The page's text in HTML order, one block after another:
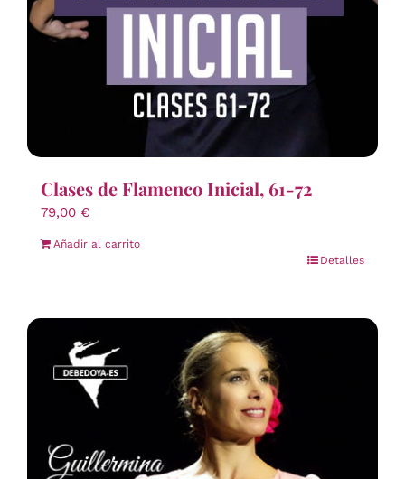
Clases de Flamenco Inicial, 61-72
79,00 €
Añadir al carrito
Detalles